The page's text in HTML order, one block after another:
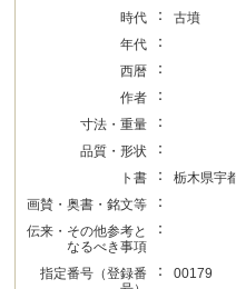
時代
：
古墳
年代
：
西暦 ：
作者 ：
寸法・重量 ：
品質・形状 ：
ト書 ：
栃木県宇
画賛・奥書・銘文等
：
伝来・その他参考と
なるべき事項
：
指定番号（登録番
： 00179